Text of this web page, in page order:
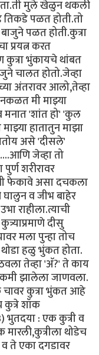
मुले खेळुन थकली
पळत होती.तो
पळत होती.कुत्रा
प्रयत्न करत
कुत्रा भुंकायचे थांबत
चालत होतो.जेव्हा
अंतरावर आलो,तेव्हा
मी माझ्या
मनात 'शांत हो' 'कुल
हातातुन माझा
असे 'दीसले'
जेव्हा तो
पुर्ण शरीरावर
फेकावे असा दचकला
व जीभ बाहेर
राहीला.त्याची
दीसु
मला पुन्हा तोच
हळु भुंकत होता.
तेव्हा 'अ‍ॅ?' ते काय
झालेला जाणवला.
चावर कुत्रा भुंकत आहे
कुत्रे शॉक
भुतदया : एक कुत्री व
थोडेच
ते एका दगडावर